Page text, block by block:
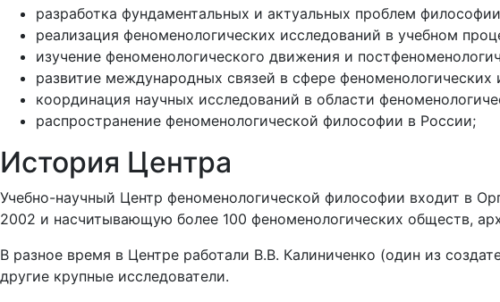
разработка фундаментальных и актуальных проблем
реализация феноменологических исследований в учебном
изучение феноменологического движения и
развитие международных связей в сфере феноменологических
координация научных исследований в области
распространение феноменологической философии в России;
История Центра
Учебно-научный Центр феноменологической философии входит в
2002 и насчитывающую более 100 феноменологических обществ,
В разное время в Центре работали В.В. Калиниченко (один из
другие крупные исследователи.